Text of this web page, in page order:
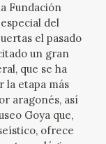
Fundación
del
el pasado
un gran
que se ha
la etapa más
aragonés, así
Goya que,
ofrece